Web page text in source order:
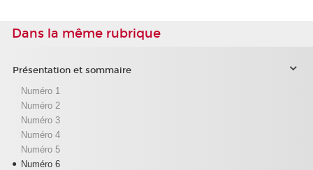
Dans la même rubrique
Présentation et sommaire
Numéro 1
Numéro 2
Numéro 3
Numéro 4
Numéro 5
Numéro 6